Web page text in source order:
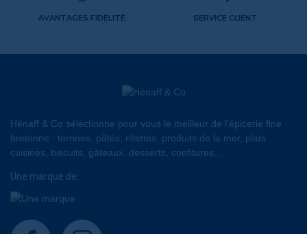
AVANTAGES FIDÉLITÉ SERVICE CLIENT
Hénaff & Co sélectionne pour vous le meilleur de l'épicerie fine
bretonne : terrines, pâtés, rillettes, produits de la mer, plats
cuisinés, biscuits, gâteaux, desserts, confitures...
Une marque de:
facebook instagram